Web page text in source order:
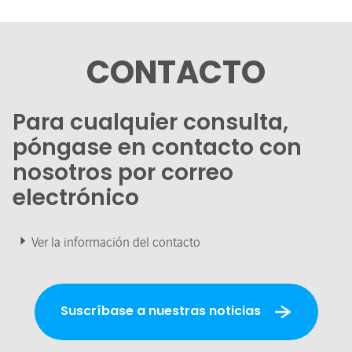
CONTACTO
Para cualquier consulta,
póngase en contacto con
nosotros por correo
electrónico
Ver la información del contacto
Suscríbase a nuestras noticias